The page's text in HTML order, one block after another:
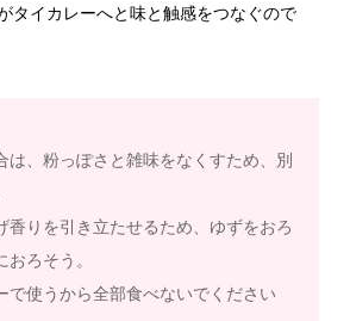
タイカレーへと味と触感をつなぐので
は、粉っぽさと雑味をなくすため、別
香りを引き立たせるため、ゆずをおろ
ろそう。
で使うから全部食べないでください